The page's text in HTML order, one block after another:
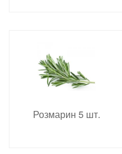
Розмарин 5 шт.